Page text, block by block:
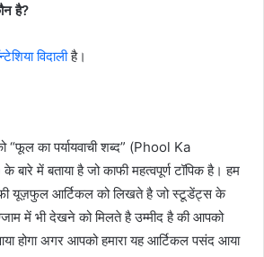
है?
विदालीहै।
का पर्यायवाची शब्द” (Phool Ka
में बताया है जो काफी महत्वपूर्ण टॉपिक है। हम
यूज़फुल आर्टिकल को लिखते है जो स्टूडेंट्स के
में भी देखने को मिलते है उम्मीद है की आपको
होगा अगर आपको हमारा यह आर्टिकल पसंद आया